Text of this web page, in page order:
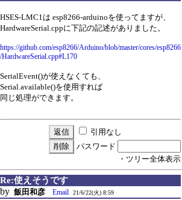
HSES-LMC1は esp8266-arduinoを使ってますが、
HardwareSerial.cppに下記の記述がありました。
https://github.com/esp8266/Arduino/blob/master/cores/esp8266
/HardwareSerial.cpp#L170
SerialEvent()が使えなくても、
Serial.available()を使用すれば
同じ処理ができます。
引用なし
パスワード
・ツリー全体表示
Re:使えそうです
by 飯田和彦 Email 21/6/22(火) 8:59